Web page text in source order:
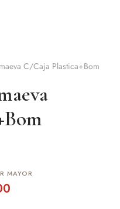
C/Caja Plastica+Bom
MAYOR